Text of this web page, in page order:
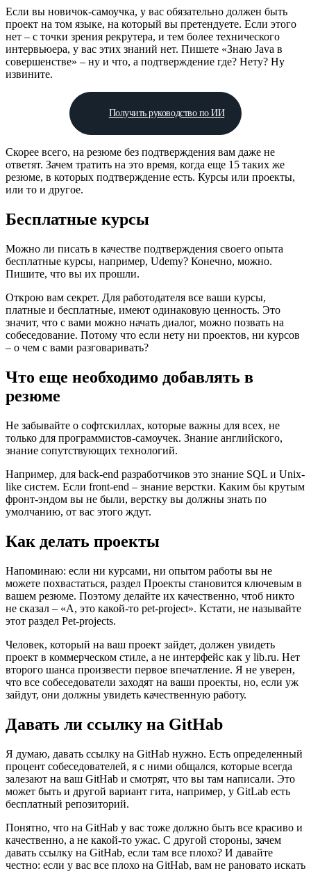
Если вы новичок-самоучка, у вас обязательно должен быть
проект на том языке, на который вы претендуете. Если этого
нет – с точки зрения рекрутера, и тем более технического
интервьюера, у вас этих знаний нет. Пишете «Знаю Java в
совершенстве» – ну и что, а подтверждение где? Нету? Ну
извините.
Получить руководство по ИИ
Скорее всего, на резюме без подтверждения вам даже не
ответят. Зачем тратить на это время, когда еще 15 таких же
резюме, в которых подтверждение есть. Курсы или проекты,
или то и другое.
Бесплатные курсы
Можно ли писать в качестве подтверждения своего опыта
бесплатные курсы, например, Udemy? Конечно, можно.
Пишите, что вы их прошли.
Открою вам секрет. Для работодателя все ваши курсы,
платные и бесплатные, имеют одинаковую ценность. Это
значит, что с вами можно начать диалог, можно позвать на
собеседование. Потому что если нету ни проектов, ни курсов
– о чем с вами разговаривать?
Что еще необходимо добавлять в
резюме
Не забывайте о софтскиллах, которые важны для всех, не
только для программистов-самоучек. Знание английского,
знание сопутствующих технологий.
Например, для back-end разработчиков это знание SQL и Unix-
like систем. Если front-end – знание верстки. Каким бы крутым
фронт-эндом вы не были, верстку вы должны знать по
умолчанию, от вас этого ждут.
Как делать проекты
Напоминаю: если ни курсами, ни опытом работы вы не
можете похвастаться, раздел Проекты становится ключевым в
вашем резюме. Поэтому делайте их качественно, чтоб никто
не сказал – «А, это какой-то pet-project». Кстати, не называйте
этот раздел Pet-projects.
Человек, который на ваш проект зайдет, должен увидеть
проект в коммерческом стиле, а не интерфейс как у lib.ru. Нет
второго шанса произвести первое впечатление. Я не уверен,
что все собеседователи заходят на ваши проекты, но, если уж
зайдут, они должны увидеть качественную работу.
Давать ли ссылку на GitHab
Я думаю, давать ссылку на GitHab нужно. Есть определенный
процент собеседователей, я с ними общался, которые всегда
залезают на ваш GitHab и смотрят, что вы там написали. Это
может быть и другой вариант гита, например, у GitLab есть
бесплатный репозиторий.
Понятно, что на GitHab у вас тоже должно быть все красиво и
качественно, а не какой-то ужас. С другой стороны, зачем
давать ссылку на GitHab, если там все плохо? И давайте
честно: если у вас все плохо на GitHab, вам не рановато искать